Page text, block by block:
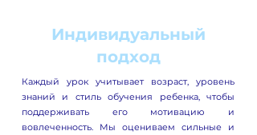
Индивидуальный
подход
Каждый урок учитывает возраст, уровень
знаний и стиль обучения ребенка, чтобы
поддерживать его мотивацию и
вовлеченность. Мы оцениваем сильные и